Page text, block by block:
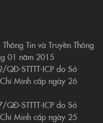
Tin và Truyền Thông
01 năm 2015
STTTT-ICP do Sở
Minh cấp ngày 26
STTTT-ICP do Sở
Minh cấp ngày 25